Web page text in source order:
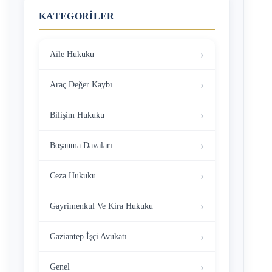
KATEGORILER
Aile Hukuku
Araç Değer Kaybı
Bilişim Hukuku
Boşanma Davaları
Ceza Hukuku
Gayrimenkul Ve Kira Hukuku
Gaziantep İşçi Avukatı
Genel